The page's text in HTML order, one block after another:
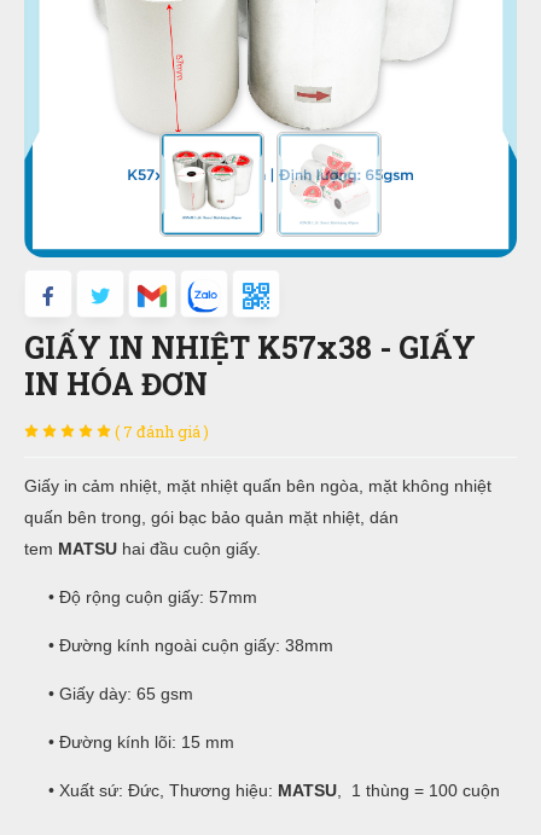
GIẤY IN NHIỆT K57x38 - GIẤY
IN HÓA ĐƠN
( 7 đánh giá )
Giấy in cảm nhiệt, mặt nhiệt quấn bên ngòa, mặt không nhiệt
quấn bên trong, gói bạc bảo quản mặt nhiệt, dán
tem MATSU hai đầu cuộn giấy.
• Độ rộng cuộn giấy: 57mm
• Đường kính ngoài cuộn giấy: 38mm
• Giấy dày: 65 gsm
• Đường kính lõi: 15 mm
• Xuất sứ: Đức, Thương hiệu: MATSU , 1 thùng = 100 cuộn